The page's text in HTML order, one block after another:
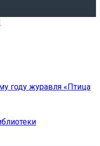
году журавля «Птица